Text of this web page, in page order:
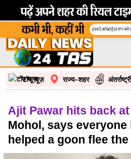
टॉप न्यूज़ राज्य-शहर
Ajit Pawar hits back
Mohol, says
helped a goon flee